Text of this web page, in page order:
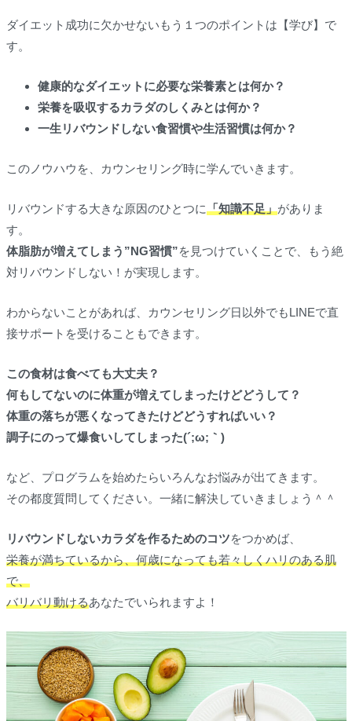
ダイエット成功に欠かせないもう１つのポイントは【学び】で
す。
健康的なダイエットに必要な栄養素とは何か？
栄養を吸収するカラダのしくみとは何か？
一生リバウンドしない食習慣や生活習慣は何か？
このノウハウを、カウンセリング時に学んでいきます。
リバウンドする大きな原因のひとつに「知識不足」がありま
す。
体脂肪が増えてしまう”NG習慣”を見つけていくことで、もう絶
対リバウンドしない！が実現します。
わからないことがあれば、カウンセリング日以外でもLINEで直
接サポートを受けることもできます。
この食材は食べても大丈夫？
何もしてないのに体重が増えてしまったけどどうして？
体重の落ちが悪くなってきたけどどうすればいい？
調子にのって爆食いしてしまった(´;ω;｀)
など、プログラムを始めたらいろんなお悩みが出てきます。
その都度質問してください。一緒に解決していきましょう＾＾
リバウンドしないカラダを作るためのコツをつかめば、
栄養が満ちているから、何歳になっても若々しくハリのある肌
で、
バリバリ動けるあなたでいられますよ！